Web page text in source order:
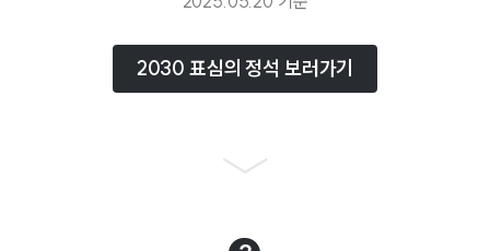
2030 표심의 정석 보러가기